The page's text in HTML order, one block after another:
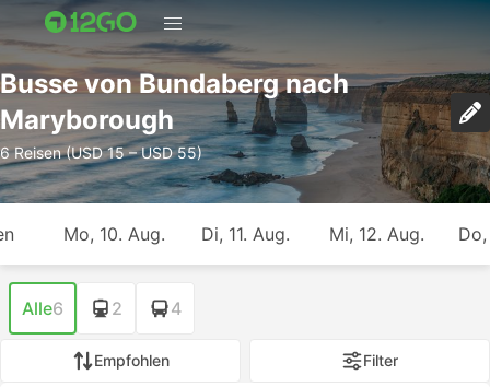
Busse von Bundaberg nach
Maryborough
6 Reisen (USD 15 – USD 55)
Mo, 10. Aug. Di, 11. Aug. Mi, 12. Aug.
Alle6 2 4
Empfohlen Filter